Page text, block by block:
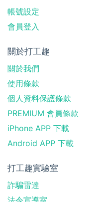
帳號設定
會員登入
關於打工趣
關於我們
使用條款
個人資料保護條款
PREMIUM 會員條款
iPhone APP 下載
Android APP 下載
打工趣實驗室
詐騙雷達
法令宣導室